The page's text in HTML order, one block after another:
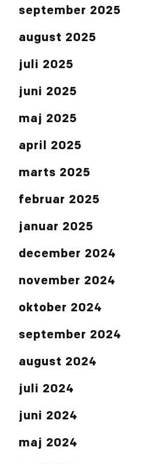
september 2025
august 2025
juli 2025
juni 2025
maj 2025
april 2025
marts 2025
februar 2025
januar 2025
december 2024
november 2024
oktober 2024
september 2024
august 2024
juli 2024
juni 2024
maj 2024